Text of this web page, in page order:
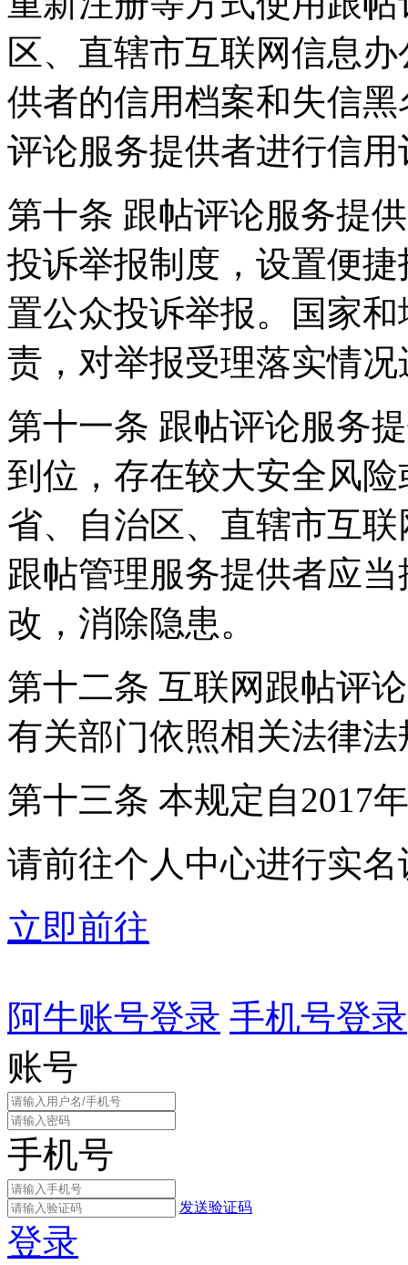
区、直辖市互联网信息
供者的信用档案和失信
评论服务提供者进行信用
第十条 跟帖评论服务提
投诉举报制度，设置便
置公众投诉举报。国家
责，对举报受理落实情
第十一条 跟帖评论服务
到位，存在较大安全风
省、自治区、直辖市互
跟帖管理服务提供者应
改，消除隐患。
第十二条 互联网跟帖评
有关部门依照相关法律
第十三条 本规定自2017
请前往个人中心进行实名
立即前往
阿牛账号登录 手机号登录
账号
手机号
发送验证码
登录